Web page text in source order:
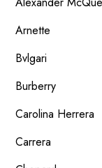
Arnette
Bvlgari
Burberry
Carolina Herrera
Carrera